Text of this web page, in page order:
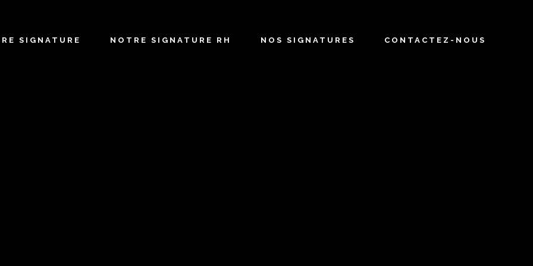
SIGNATURE NOTRE SIGNATURE RH NOS SIGNATURES CONTACTEZ-NOUS